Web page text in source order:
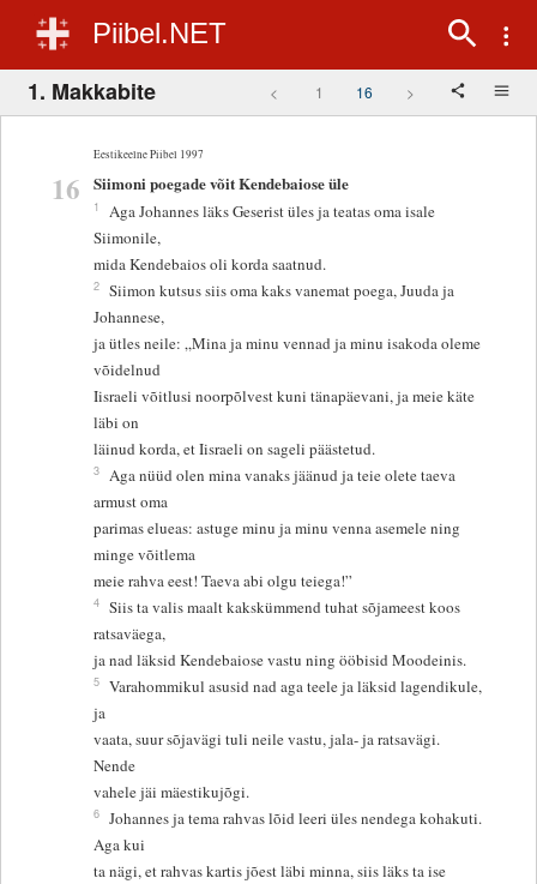
Piibel.NET
1. Makkabite < 1 16 >
Eestikeelne Piibel 1997
16 Siimoni poegade võit Kendebaiose üle
1
Aga Johannes läks Geserist üles ja teatas oma isale
Siimonile,
mida Kendebaios oli korda saatnud.
2 Siimon kutsus siis oma kaks vanemat poega, Juuda ja
Johannese,
ja ütles neile: „Mina ja minu vennad ja minu isakoda oleme
võidelnud
Iisraeli võitlusi noorpõlvest kuni tänapäevani, ja meie käte
läbi on
läinud korda, et Iisraeli on sageli päästetud.
3 Aga nüüd olen mina vanaks jäänud ja teie olete taeva
armust oma
parimas elueas: astuge minu ja minu venna asemele ning
minge võitlema
meie rahva eest! Taeva abi olgu teiega!”
4 Siis ta valis maalt kakskümmend tuhat sõjameest koos
ratsaväega,
ja nad läksid Kendebaiose vastu ning ööbisid Moodeinis.
5 Varahommikul asusid nad aga teele ja läksid lagendikule,
ja
vaata, suur sõjavägi tuli neile vastu, jala- ja ratsavägi.
Nende
vahele jäi mäestikujõgi.
6 Johannes ja tema rahvas lõid leeri üles nendega kohakuti.
Aga kui
ta nägi, et rahvas kartis jõest läbi minna, siis läks ta ise